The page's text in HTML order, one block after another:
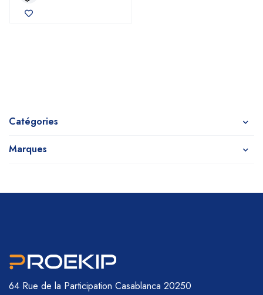
Catégories
Marques
64 Rue de la Participation Casablanca 20250